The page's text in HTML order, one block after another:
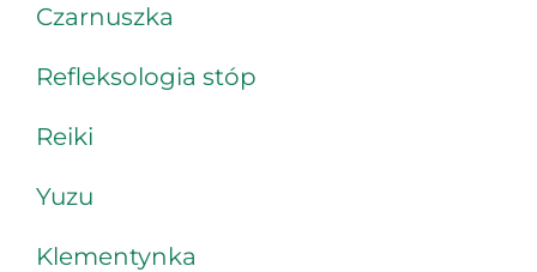
Czarnuszka
Refleksologia stóp
Reiki
Yuzu
Klementynka